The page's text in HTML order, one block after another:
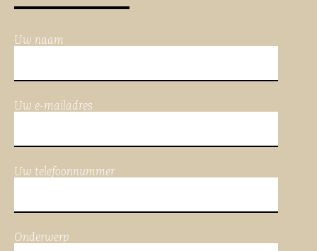
Uw naam
Uw e-mailadres
Uw telefoonnummer
Onderwerp